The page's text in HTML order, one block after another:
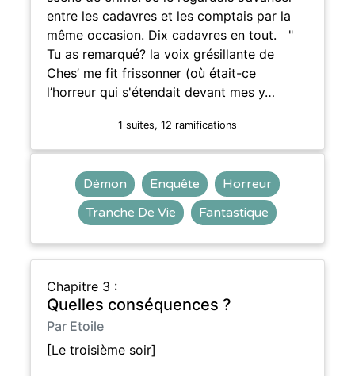
entre les cadavres et les comptais par la
même occasion. Dix cadavres en tout. "
Tu as remarqué? la voix grésillante de
Ches’ me fit frissonner (où était-ce
l’horreur qui s'étendait devant mes y…
1 suites, 12 ramifications
Démon Enquête
Horreur
Tranche De Vie
Fantastique
Chapitre 3 :
Quelles conséquences ?
Par Etoile
[Le troisième soir]